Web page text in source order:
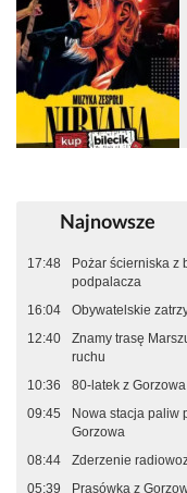
Najnowsze
17:48
Pożar ścierniska z
podpalacza
16:04
Obywatelskie
12:40
Znamy trasę
ruchu
10:36
80-latek z Gorzowa
09:45
Nowa stacja paliw
Gorzowa
08:44
Zderzenie
05:39
Prasówka z